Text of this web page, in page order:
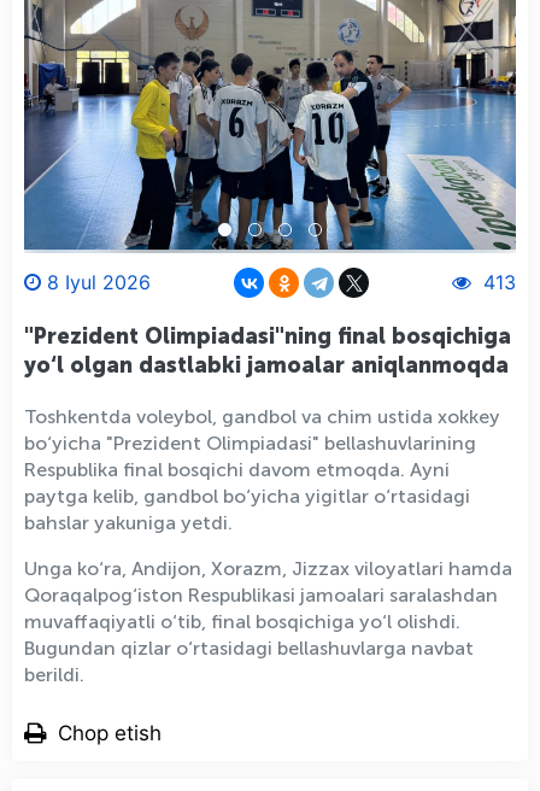
8 Iyul 2026 413
"Prezident Olimpiadasi"ning final bosqichiga
yo‘l olgan dastlabki jamoalar aniqlanmoqda
Toshkentda voleybol, gandbol va chim ustida xokkey
bo‘yicha "Prezident Olimpiadasi" bellashuvlarining
Respublika final bosqichi davom etmoqda. Ayni
paytga kelib, gandbol bo‘yicha yigitlar o‘rtasidagi
bahslar yakuniga yetdi.
Unga ko‘ra, Andijon, Xorazm, Jizzax viloyatlari hamda
Qoraqalpog‘iston Respublikasi jamoalari saralashdan
muvaffaqiyatli o‘tib, final bosqichiga yo‘l olishdi.
Bugundan qizlar o‘rtasidagi bellashuvlarga navbat
berildi.
Chop etish